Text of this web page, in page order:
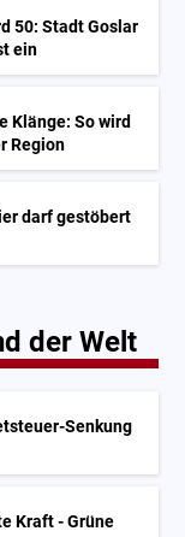
50: Stadt Goslar
ein
Klänge: So wird
Region
darf gestöbert
der Welt
Senkung
Kraft - Grüne